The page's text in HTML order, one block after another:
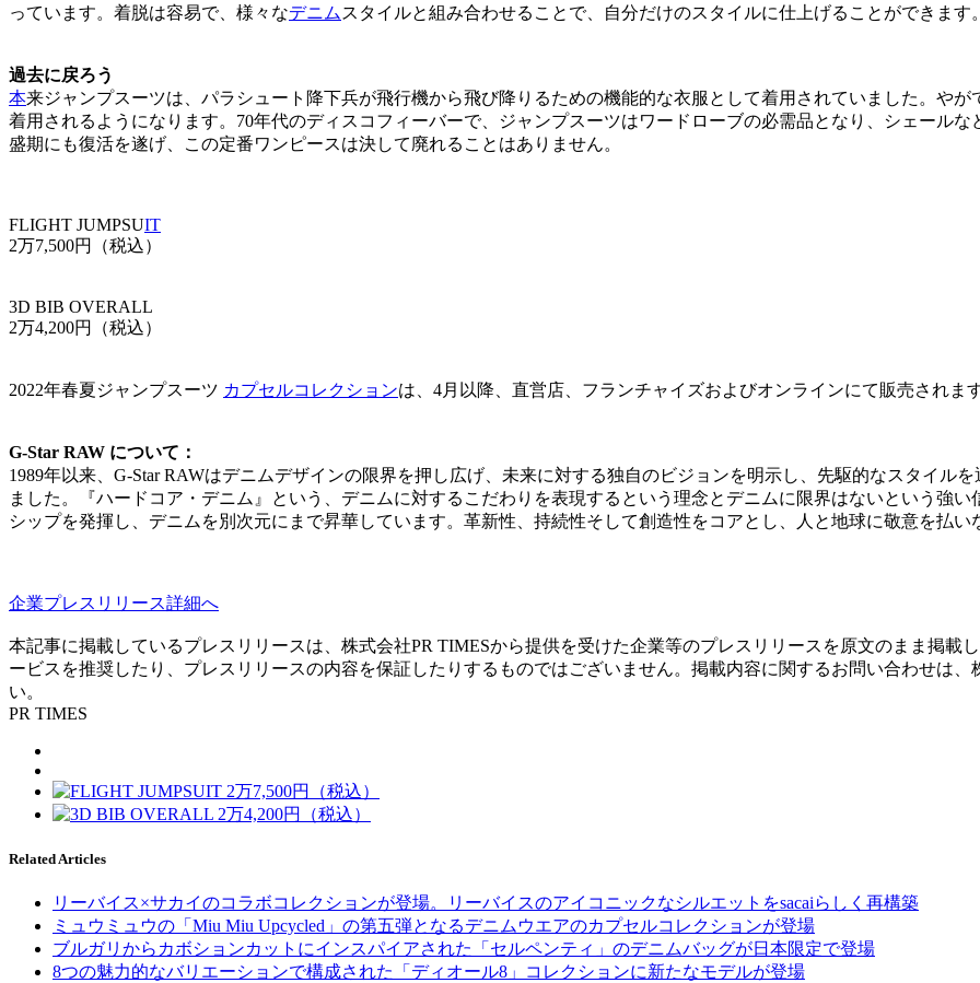
っています。着脱は容易で、様々なデニム スタイルと組み合わせることで、自分だけのスタイルに仕上げることができます。
過去に戻ろう
本来ジャンプスーツは、パラシュート降下兵が飛行機から飛び降りるための機能的な衣服として着用されていました。や
着用されるようになります。70年代のディスコフィーバーで、ジャンプスーツはワードローブの必需品となり、シェールな
盛期にも復活を遂げ、この定番ワンピースは決して廃れることはありません。
FLIGHT JUMPSUIT
2万7,500円（税込）
3D BIB OVERALL
2万4,200円（税込）
2022年春夏ジャンプスーツ カプセルコレクションは、4月以降、直営店、フランチャイズおよびオンラインにて販売されます
G-Star RAW について：
1989年以来、G-Star RAWはデニムデザインの限界を押し広げ、未来に対する独自のビジョンを明示し、先駆的なスタイルを
ました。『ハードコア・デニム』という、デニムに対するこだわりを表現するという理念とデニムに限界はないという強
シップを発揮し、デニムを別次元にまで昇華しています。革新性、持続性そして創造性をコアとし、人と地球に敬意を払い
企業プレスリリース詳細へ
本記事に掲載しているプレスリリースは、株式会社PR TIMESから提供を受けた企業等のプレスリリースを原文のまま掲載
ービスを推奨したり、プレスリリースの内容を保証したりするものではございません。掲載内容に関するお問い合わせは、
い。
PR TIMES
Related Articles
リーバイス×サカイのコラボコレクションが登場。リーバイスのアイコニックなシルエットをsacaiらしく再構築
ミュウミュウの「Miu Miu Upcycled」の第五弾となるデニムウエアのカプセルコレクションが登場
ブルガリからカボションカットにインスパイアされた「セルペンティ」のデニムバッグが日本限定で登場
8つの魅力的なバリエーションで構成された「ディオール8」コレクションに新たなモデルが登場